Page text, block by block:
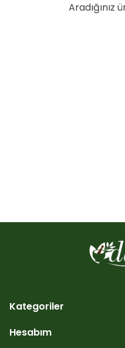
Aradığınız
Kategoriler
Hesabım